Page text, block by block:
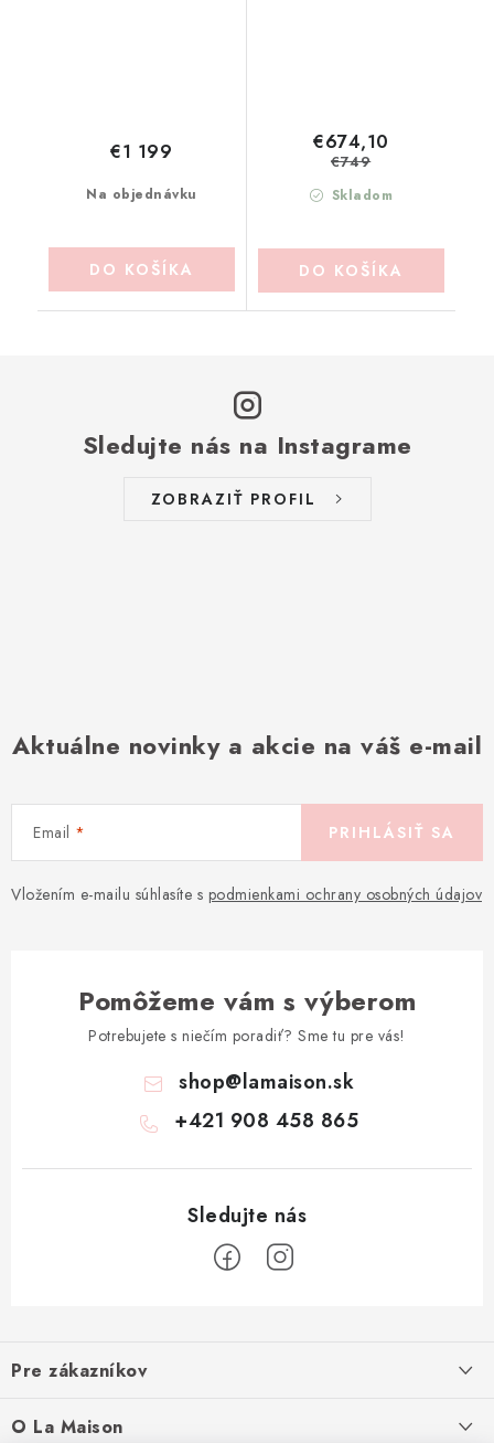
Na objednávku
€1 199
DO KOŠÍKA
Skladom
€674,10
€749
DO KOŠÍKA
Sledujte nás na Instagrame
ZOBRAZIŤ PROFIL
Aktuálne novinky a akcie na váš e-mail
Email
Vložením e-mailu súhlasíte s podmienkami ochrany osobných údajov
PRIHLÁSIŤ SA
Pomôžeme vám s výberom
Potrebujete s niečím poradiť? Sme tu pre vás!
shop@lamaison.sk
+421 908 458 865
p
ä
Pre zákazníkov
O La Maison